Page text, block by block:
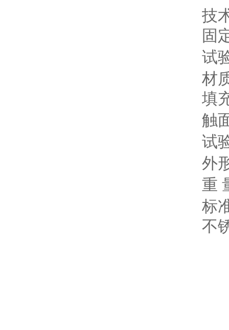
技
固
试
材
填
触
试
外
重
标
不